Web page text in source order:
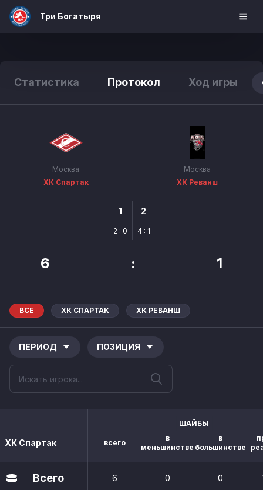
Три Богатыря
Статистика Протокол Ход игры
Москва
ХК Спартак
Москва
ХК Реванш
1
2 : 0
2
4 : 1
6 : 1
ВСЕ ХК СПАРТАК ХК РЕВАНШ
ПЕРИОД ПОЗИЦИЯ
ХК Спартак
ШАЙБЫ
всего
в
меньшинстве
в
большинстве
Всего 6 0 0